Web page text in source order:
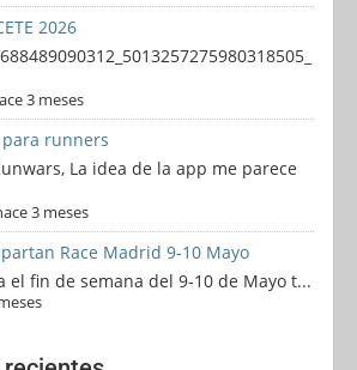
2026
3 meses
para runners
La idea de la app me parece
3 meses
Race Madrid 9-10 Mayo
el fin de semana del 9-10 de Mayo t...